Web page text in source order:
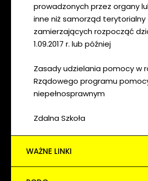
prowadzonych przez organy
inne niż samorząd terytorialny
zamierzających rozpocząć
1.09.2017 r. lub później
Zasady udzielania pomocy w
Rządowego programu
niepełnosprawnym
Zdalna Szkoła
WAŻNE LINKI